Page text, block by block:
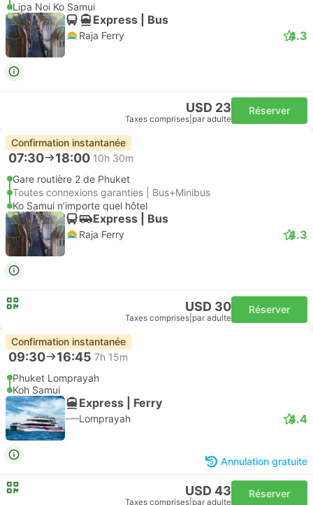
Lipa Noi Ko Samui
Express | Bus
Raja Ferry 4.3
USD 23
Taxes comprises par adulte
Réserver
Confirmation instantanée
07:30 18:00 10h 30m
Gare routière 2 de Phuket
Toutes connexions garanties | Bus+Minibus
Ko Samui n’importe quel hôtel
Express | Bus
Raja Ferry 4.3
USD 30
Taxes comprises par adulte
Réserver
Confirmation instantanée
09:30 16:45 7h 15m
Phuket Lomprayah
Koh Samui
Express | Ferry
Lomprayah 4.4
Annulation gratuite
USD 43
Taxes comprises par adulte
Réserver